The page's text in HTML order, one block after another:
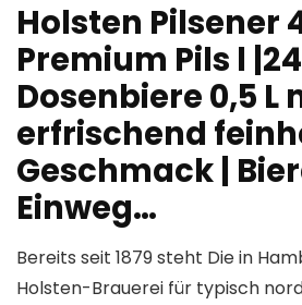
Holsten Pilsener
Premium Pils l |24
Dosenbiere 0,5 L
erfrischend
Geschmack |
Einweg…
Bereits seit 1879 steht Die in
Holsten-Brauerei für typisch